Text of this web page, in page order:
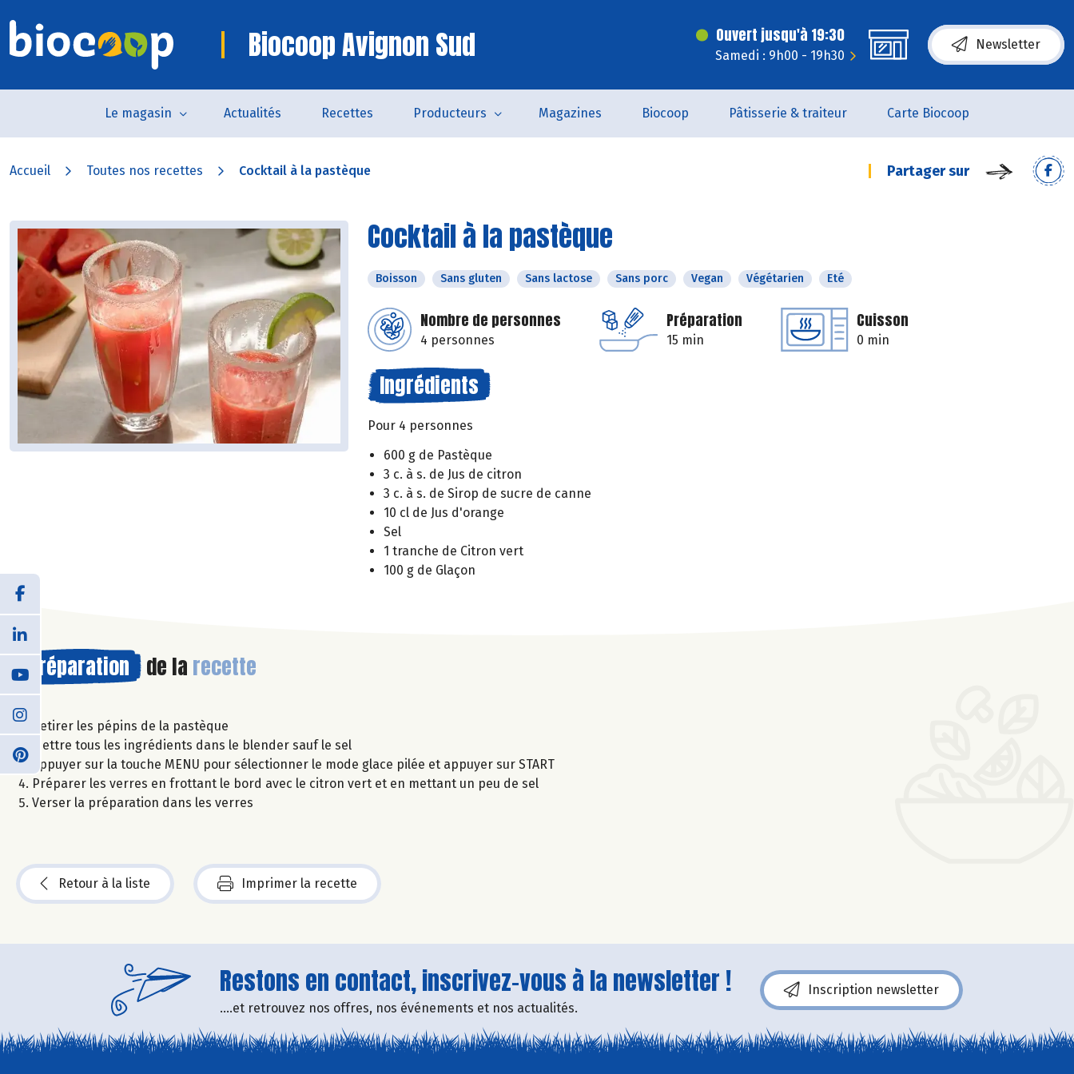
Biocoop Avignon Sud Ouvert jusqu'à 19:30
Samedi : 9h00 - 19h30
Newsletter
Le magasin Actualités Recettes Producteurs Magazines Biocoop Pâtisserie & traiteur Carte Biocoop
Accueil Toutes nos recettes Cocktail à la pastèque Partager sur
Cocktail à la pastèque
Boisson Sans gluten Sans lactose Sans porc Vegan Végétarien Eté
Nombre de personnes
4 personnes
Préparation
15 min
Cuisson
0 min
Ingrédients
Pour 4 personnes
600 g de Pastèque
3 c. à s. de Jus de citron
3 c. à s. de Sirop de sucre de canne
10 cl de Jus d'orange
Sel
1 tranche de Citron vert
100 g de Glaçon
Préparation de la recette
Retirer les pépins de la pastèque
Mettre tous les ingrédients dans le blender sauf le sel
Appuyer sur la touche MENU pour sélectionner le mode glace pilée et appuyer sur START
Préparer les verres en frottant le bord avec le citron vert et en mettant un peu de sel
Verser la préparation dans les verres
Retour à la liste Imprimer la recette
Restons en contact, inscrivez-vous à la newsletter !
....et retrouvez nos offres, nos événements et nos actualités.
Inscription newsletter